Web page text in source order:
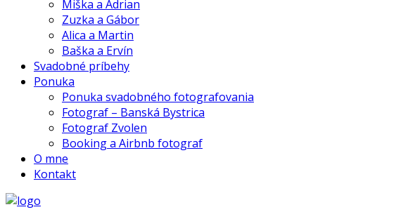
Miška a Adrian
Zuzka a Gábor
Alica a Martin
Baška a Ervín
Svadobné príbehy
Ponuka
Ponuka svadobného fotografovania
Fotograf – Banská Bystrica
Fotograf Zvolen
Booking a Airbnb fotograf
O mne
Kontakt